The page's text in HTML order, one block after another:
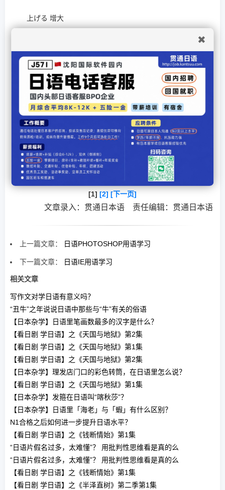
✖
上げる 增大
ミュート 静音
視覚エフェクトのダウンロード 下载可观化效果
メディアファイルの検索 搜索媒体文件
ライセンス管理 许可证管理
タイトルの表示 显示标题
[1] [2] [下一页]
文章录入：贯通日本语 责任编辑：贯通日本语
上一篇文章： 日语PHOTOSHOP用语学习
下一篇文章： 日语IE用语学习
相关文章
写作文对学日语有意义吗？
“丑牛”之年说说日语中那些与“牛”有关的俗语
【日本杂学】日语里笔画数最多的汉字是什么？
【看日剧 学日语】之《天国与地狱》第2集
【看日剧 学日语】之《天国与地狱》第1集
【看日剧 学日语】之《天国与地狱》第2集
【日本杂学】理发店门口的彩色转筒，在日语里怎么说？
【看日剧 学日语】之《天国与地狱》第1集
【日本杂学】发箍在日语叫“喀秋莎”？
【日本杂学】日语里「海老」与「蝦」有什么区别？
N1合格之后如何进一步提升日语水平？
【看日剧 学日语】之《钱断情始》第1集
“日语片假名过多，太难懂”？ 用批判性思维看是真的么
“日语片假名过多，太难懂”？ 用批判性思维看是真的么
【看日剧 学日语】之《钱断情始》第1集
【看日剧 学日语】之《半泽直树》第二季第1集